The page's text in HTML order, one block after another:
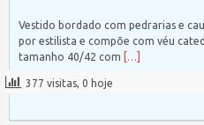
Vestido bordado com pedrarias e
por estilista e compõe com véu
tamanho 40/42 com
[…]
377 visitas, 0 hoje